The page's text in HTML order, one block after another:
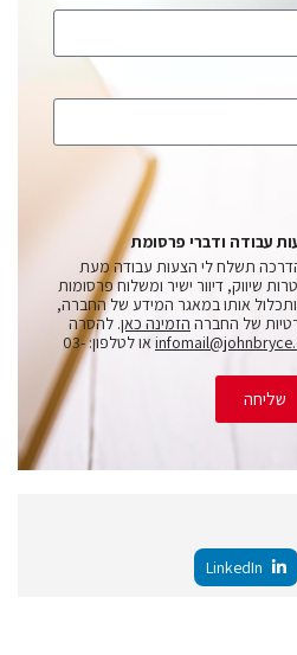
עבודה ודברי פרסומת
הדרכה תשלח לי הצעות עבודה מעת
שיווק, דיוור ישיר ומשלוח פרסומות
אותו במאגר המידע של החברה,
של החברה הזמינה כאן. להסרה
או לטלפון: 03-
שליחה